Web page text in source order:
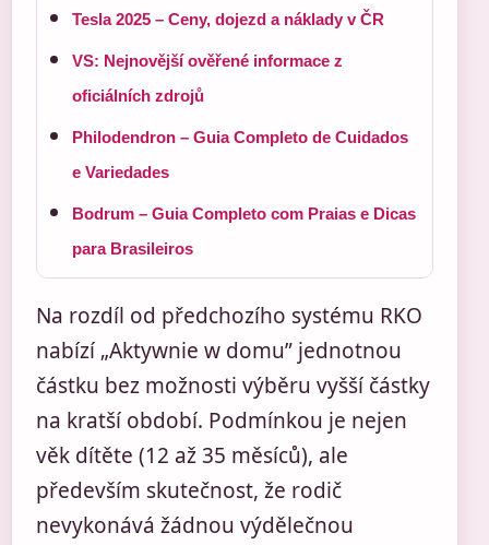
Tesla 2025 – Ceny, dojezd a náklady v ČR
VS: Nejnovější ověřené informace z
oficiálních zdrojů
Philodendron – Guia Completo de Cuidados
e Variedades
Bodrum – Guia Completo com Praias e Dicas
para Brasileiros
Na rozdíl od předchozího systému RKO
nabízí „Aktywnie w domu” jednotnou
částku bez možnosti výběru vyšší částky
na kratší období. Podmínkou je nejen
věk dítěte (12 až 35 měsíců), ale
především skutečnost, že rodič
nevykonává žádnou výdělečnou